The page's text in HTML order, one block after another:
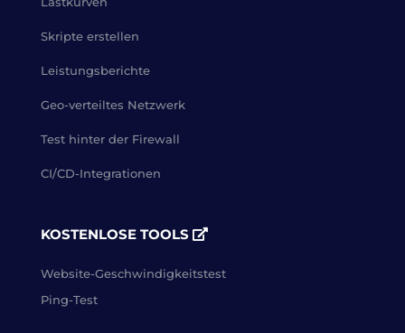
Skripte erstellen
Leistungsberichte
Geo-verteiltes Netzwerk
Test hinter der Firewall
CI/CD-Integrationen
KOSTENLOSE TOOLS
Website-Geschwindigkeitstest
Ping-Test